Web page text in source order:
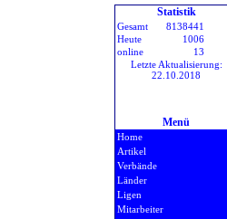
Statistik
Gesamt
8138441
Heute
1006
online
13
Letzte Aktualisierung:
22.10.2018
Menü
Home
Artikel
Verbände
Länder
Ligen
Mitarbeiter